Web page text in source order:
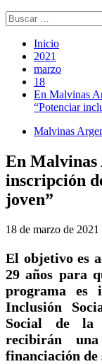
Buscar:
Inicio
2021
marzo
18
En Malvinas
“Potenciar
Malvinas
En Malvinas
inscripción
joven”
18 de marzo de 2021
El objetivo es
29 años para
programa es
Inclusión
Social de la
recibirán
financiación de